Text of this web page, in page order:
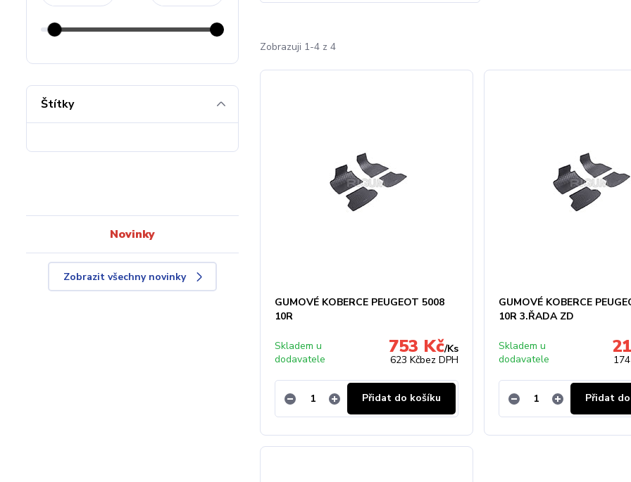
Zobrazuji 1-4 z 4
GUMOVÉ KOBERCE PEUGEOT 5008
10R
753 Kč/Ks
623 Kčbez DPH
Skladem u
dodavatele
Přidat do košíku
GUMOVÉ KOBERCE
10R 3.ŘADA ZD
Skladem u
dodavatele
Přidat
Štítky
Novinky
Zobrazit všechny novinky